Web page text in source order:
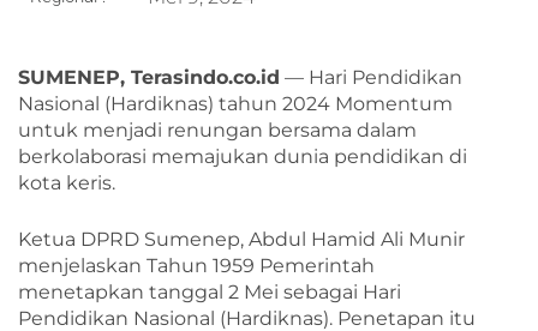
SUMENEP, Terasindo.co.id — Hari Pendidikan
Nasional (Hardiknas) tahun 2024 Momentum
untuk menjadi renungan bersama dalam
berkolaborasi memajukan dunia pendidikan di
kota keris.
Ketua DPRD Sumenep, Abdul Hamid Ali Munir
menjelaskan Tahun 1959 Pemerintah
menetapkan tanggal 2 Mei sebagai Hari
Pendidikan Nasional (Hardiknas). Penetapan itu